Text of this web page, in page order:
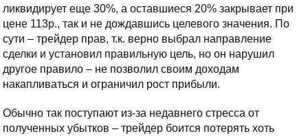
ликвидирует еще 30%, а оставшиеся 20% закрывает при
цене 113р., так и не дождавшись целевого значения. По
сути – трейдер прав, т.к. верно выбрал направление
сделки и установил правильную цель, но он нарушил
другое правило – не позволил своим доходам
накапливаться и ограничил рост прибыли.
Обычно так поступают из-за недавнего стресса от
полученных убытков – трейдер боится потерять хоть